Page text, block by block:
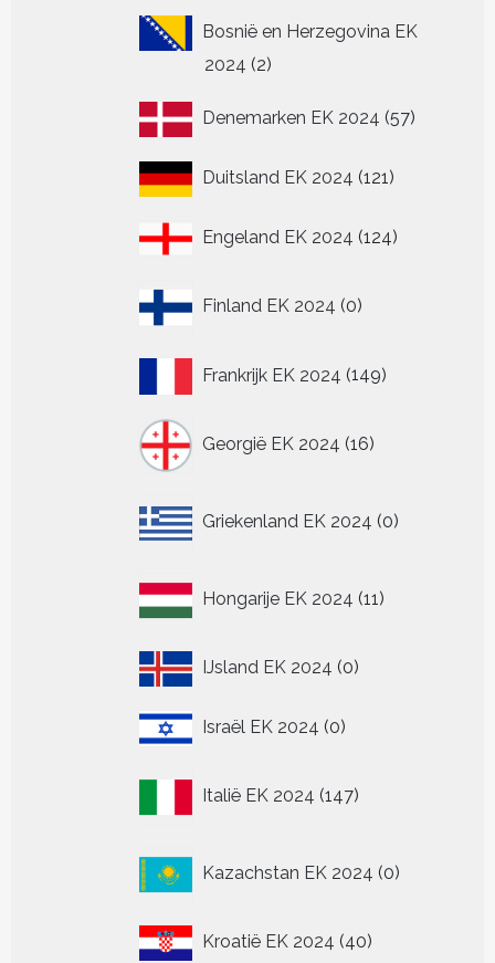
Bosnië en Herzegovina EK
2024 22
Denemarken EK 2024 5757
Duitsland EK 2024 121121
Engeland EK 2024 124124
Finland EK 2024 0
producten
Frankrijk EK 2024 149149
Georgië EK 2024 16
producten
Griekenland EK 2024 0
producten
Hongarije EK 2024 11
producten
IJsland EK 2024 00
Israël EK 2024 00
Italië EK 2024 147
producten
Kazachstan EK 2024 0
producten
Kroatië EK 2024 4040